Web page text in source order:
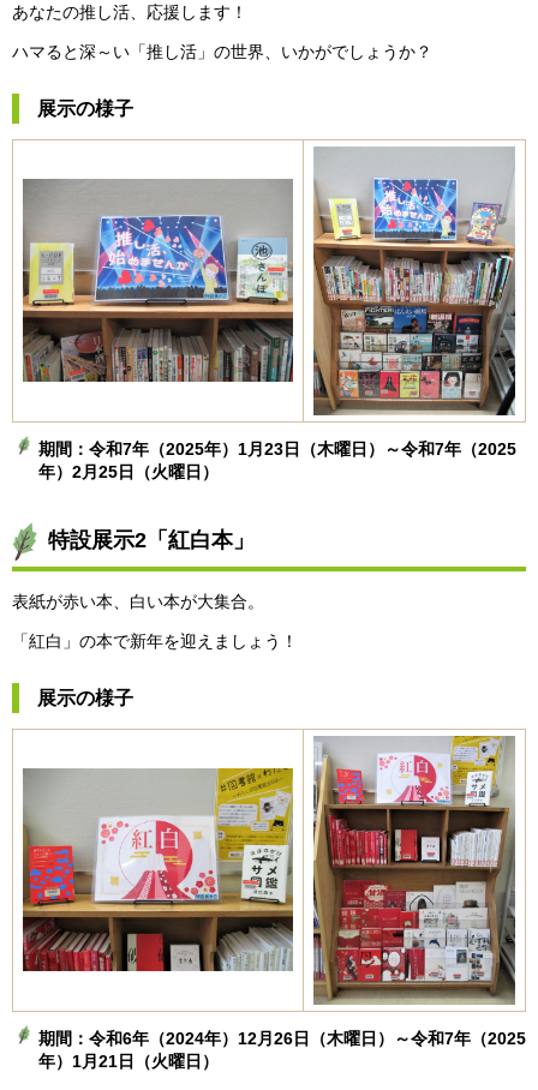
あなたの推し活、応援します！
ハマると深～い「推し活」の世界、いかがでしょうか？
展示の様子
期間：令和7年（2025年）1月23日（木曜日）～令和7年（2025
年）2月25日（火曜日）
特設展示2「紅白本」
表紙が赤い本、白い本が大集合。
「紅白」の本で新年を迎えましょう！
展示の様子
期間：令和6年（2024年）12月26日（木曜日）～令和7年（2025
年）1月21日（火曜日）